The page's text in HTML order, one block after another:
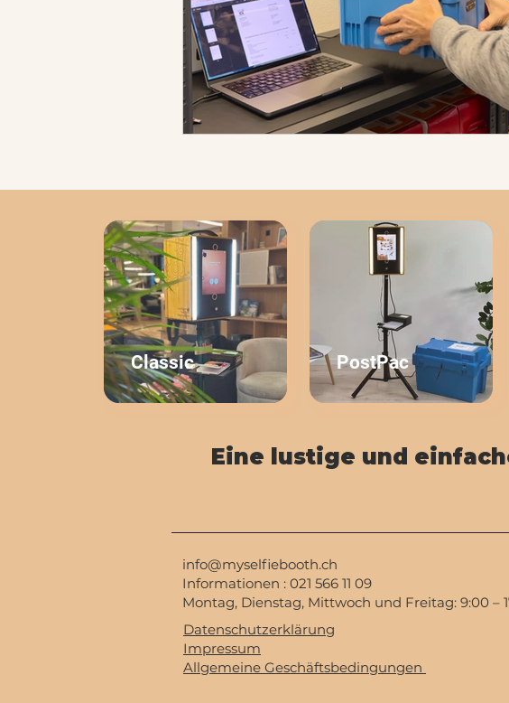
Classic PostPac
Eine lustige und
info@myselfiebooth.ch
Informationen : 021 566 11 09
Montag, Dienstag, Mittwoch und Freitag: 9:00 –
Datenschutzerklärung
Impressum
Allgemeine Geschäftsbedingungen